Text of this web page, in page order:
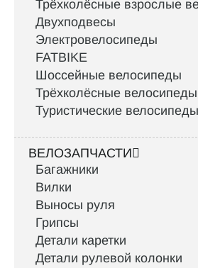
Трёхколёсные взрослые
Двухподвесы
Электровелосипеды
FATBIKE
Шоссейные велосипеды
Трёхколёсные велосипеды
Туристические велосипеды
ВЕЛОЗАПЧАСТИ
Багажники
Вилки
Выносы руля
Грипсы
Детали каретки
Детали рулевой колонки